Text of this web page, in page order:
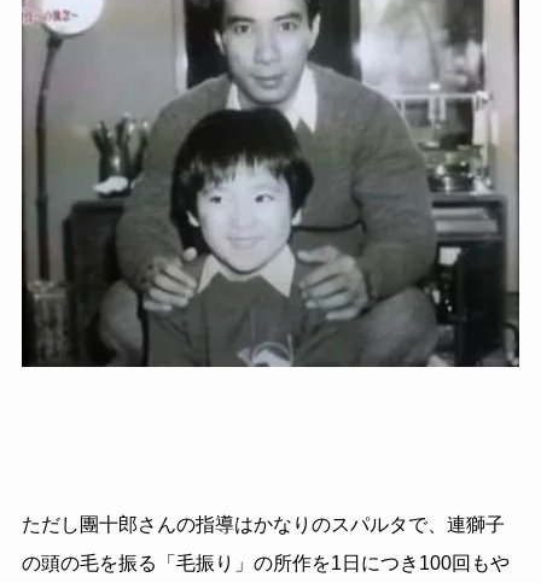
ただし團十郎さんの指導はかなりのスパルタで、連獅子
の頭の毛を振る「毛振り」の所作を1日につき100回もや